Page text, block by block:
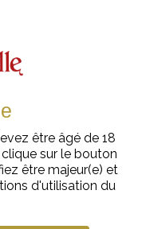
être âgé de 18
sur le bouton
être majeur(e) et
d'utilisation du